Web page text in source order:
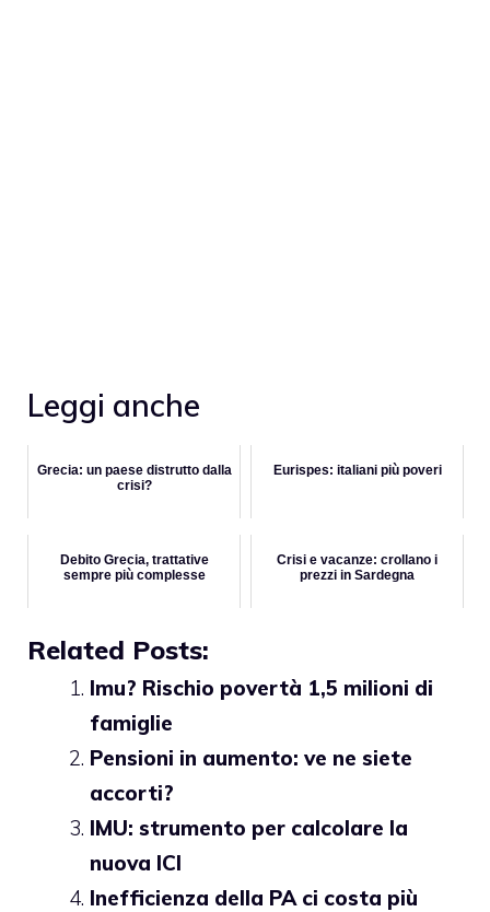
Leggi anche
Grecia: un paese distrutto dalla
crisi?
Eurispes: italiani più poveri
Debito Grecia, trattative
sempre più complesse
Crisi e vacanze: crollano i
prezzi in Sardegna
Related Posts:
Imu? Rischio povertà 1,5 milioni di
famiglie
Pensioni in aumento: ve ne siete
accorti?
IMU: strumento per calcolare la
nuova ICI
Inefficienza della PA ci costa più